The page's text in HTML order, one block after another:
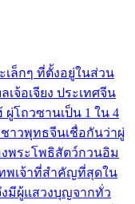
เล็กๆ ที่ตั้งอยู่ในส่วน
จ้อเจียง ประเทศจีน
โถวซานเป็น 1 ใน 4
าวพุทธจีนเชื่อกันว่าผู่
พระโพธิสัตว์กวนอิม
พเจ้าที่สำคัญที่สุดใน
มีผู้แสวงบุญจากทั่ว